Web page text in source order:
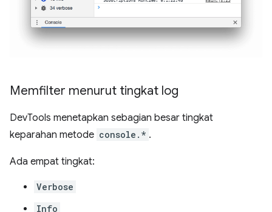
Memfilter menurut tingkat log
DevTools menetapkan sebagian besar tingkat
keparahan metode console.* .
Ada empat tingkat:
Verbose
Info